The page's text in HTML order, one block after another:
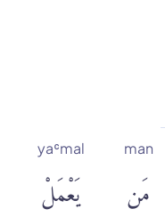
man
مَن
yaʿmal
يَعْمَلْ